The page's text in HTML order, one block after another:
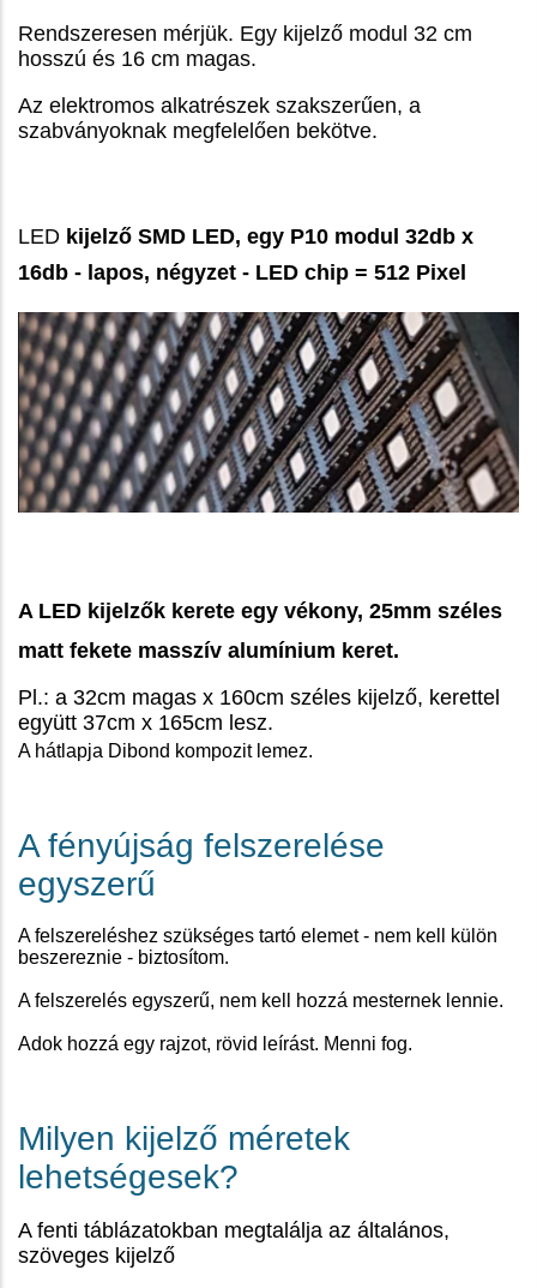
Rendszeresen mérjük. Egy kijelző modul 32 cm
hosszú és 16 cm magas.
Az elektromos alkatrészek szakszerűen, a
szabványoknak megfelelően bekötve.
LED kijelző SMD LED, egy P10 modul 32db x
16db - lapos, négyzet - LED chip = 512 Pixel
A LED kijelzők kerete egy vékony, 25mm széles
matt fekete masszív alumínium keret.
Pl.: a 32cm magas x 160cm széles kijelző, kerettel
együtt 37cm x 165cm lesz.
A hátlapja Dibond kompozit lemez.
A fényújság felszerelése
egyszerű
A felszereléshez szükséges tartó elemet - nem kell külön
beszereznie - biztosítom.
A felszerelés egyszerű, nem kell hozzá mesternek lennie.
Adok hozzá egy rajzot, rövid leírást. Menni fog.
Milyen kijelző méretek
lehetségesek?
A fenti táblázatokban megtalálja az általános,
szöveges kijelző